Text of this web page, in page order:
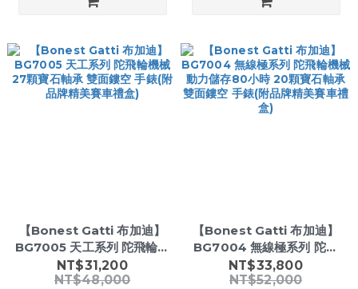
【Bonest Gatti 布加迪】
BG7005 天工系列 陀飛輪機
械 27顆寶石軸承 雙面鏤空
手錶(附品牌精美賽車禮盒)
NT$31,200
NT$48,000
【Bonest Gatti 布加迪】
BG7004 無線極系列 陀飛
輪機械 動力儲存80小時 20
顆寶石軸承 雙面鏤空 手錶
NT$33,800
NT$52,000